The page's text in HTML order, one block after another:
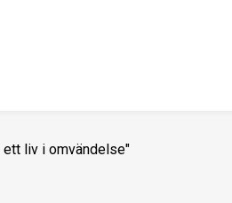
ett liv i omvändelse"